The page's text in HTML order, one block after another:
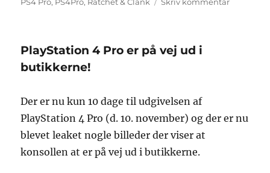
Pro
PlayStation 4 Pro er på vej ud i
butikkerne!
Der er nu kun 10 dage til udgivelsen af
PlayStation 4 Pro (d. 10. november) og der er nu
blevet leaket nogle billeder der viser at
konsollen at er på vej ud i butikkerne.